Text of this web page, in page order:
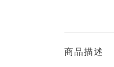
商品描述